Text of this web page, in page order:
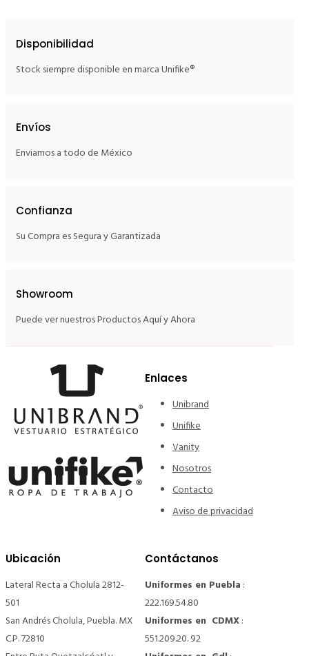
Disponibilidad
Stock siempre disponible en marca Unifike®
Envíos
Enviamos a todo de México
Confianza
Su Compra es Segura y Garantizada
Showroom
Puede ver nuestros Productos Aquí y Ahora
Enlaces
Unibrand
Unifike
Vanity
Nosotros
Contacto
Aviso de privacidad
Ubicación
Lateral Recta a Cholula 2812-
501
San Andrés Cholula, Puebla. MX
C.P. 72810
Contáctanos
Uniformes en Puebla :
222.169.54.80
Uniformes en CDMX:
551.209.20. 92